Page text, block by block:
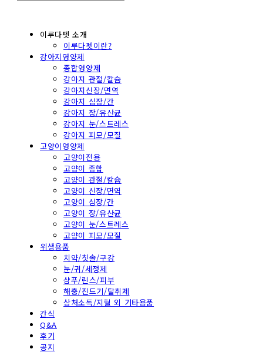
이루다펫 소개
이루다펫이란?
강아지영양제
종합영양제
강아지 관절/칼슘
강아지신장/면역
강아지 심장/간
강아지 장/유산균
강아지 눈/스트레스
강아지 피모/모질
고양이영양제
고양이전용
고양이 종합
고양이 관절/칼슘
고양이 신장/면역
고양이 심장/간
고양이 장/유산균
고양이 눈/스트레스
고양이 피모/모질
위생용품
치약/칫솔/구강
눈/귀/세정제
샴푸/린스/피부
해충/진드기/탈취제
상처소독/지혈 외 기타용품
간식
Q&A
후기
공지